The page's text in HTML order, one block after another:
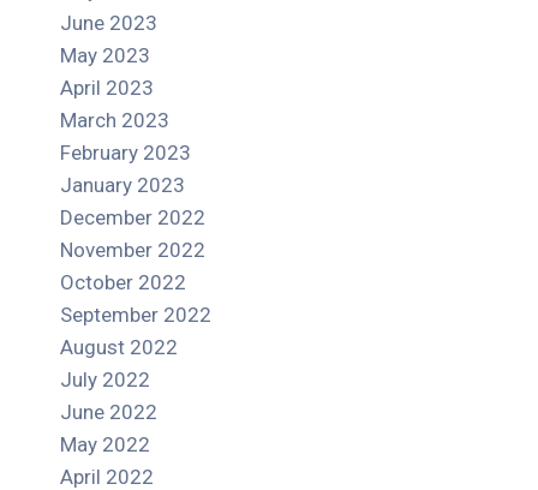
June 2023
May 2023
April 2023
March 2023
February 2023
January 2023
December 2022
November 2022
October 2022
September 2022
August 2022
July 2022
June 2022
May 2022
April 2022